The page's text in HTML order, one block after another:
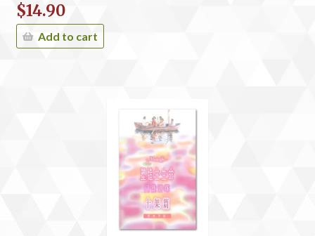
$14.90
Add to cart